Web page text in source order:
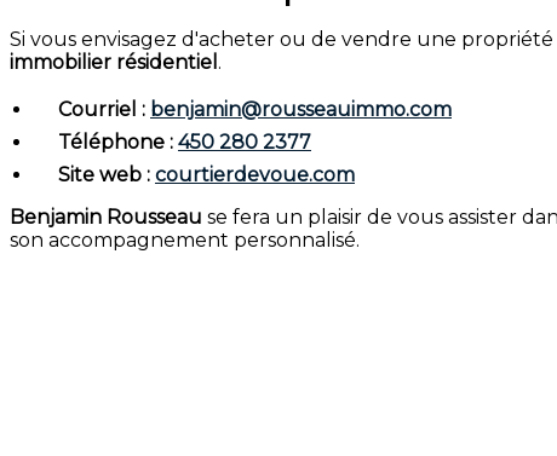
Si vous envisagez d'acheter ou de vendre une
immobilier résidentiel .
Courriel : benjamin@rousseauimmo.com
Téléphone : 450 280 2377
Site web : courtierdevoue.com
Benjamin Rousseau se fera un plaisir de vous assister
son accompagnement personnalisé.